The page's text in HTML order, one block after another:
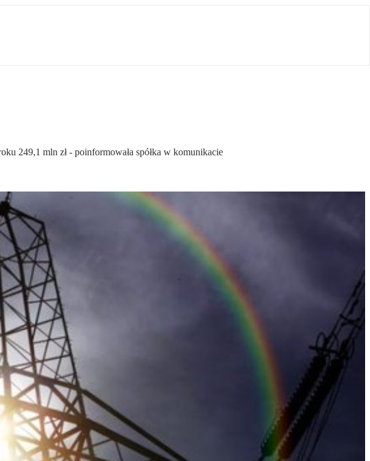
249,1 mln zł - poinformowała spółka w komunikacie